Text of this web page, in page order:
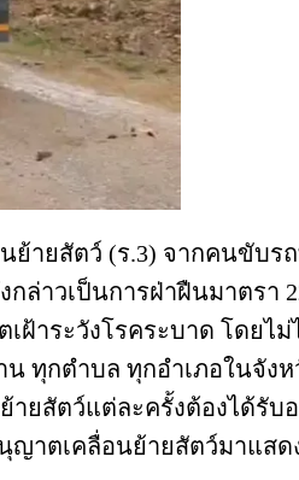
ายสัตว์ (ร.3) จากคนขับ
กล่าวเป็นการฝ่าฝืนมาต
เฝ้าระวังโรคระบาด โด
กตำบล ทุกอำเภอในจัง
ายสัตว์แต่ละครั้งต้องได้
าตเคลื่อนย้ายสัตว์มาแส